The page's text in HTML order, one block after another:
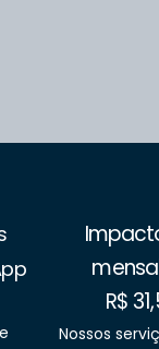
R$
Nossos